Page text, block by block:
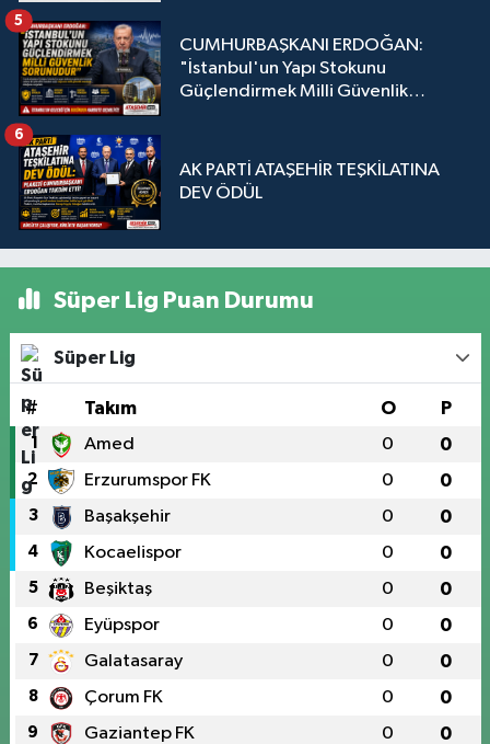
CUMHURBAŞKANI ERDOĞAN:
"İstanbul'un Yapı Stokunu
Güçlendirmek Milli Güvenlik
5
AK PARTİ ATAŞEHİR TEŞKİLATINA
DEV ÖDÜL
6
Süper Lig Puan Durumu
Süper Lig
# Takım O P
1 Amed 0 0
2 Erzurumspor FK 0 0
3 Başakşehir 0 0
4 Kocaelispor 0 0
5 Beşiktaş 0 0
6 Eyüpspor 0 0
7 Galatasaray 0 0
8 Çorum FK 0 0
9 Gaziantep FK 0 0